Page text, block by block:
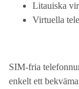
Litauiska
Virtuella
SIM-fria
enkelt ett